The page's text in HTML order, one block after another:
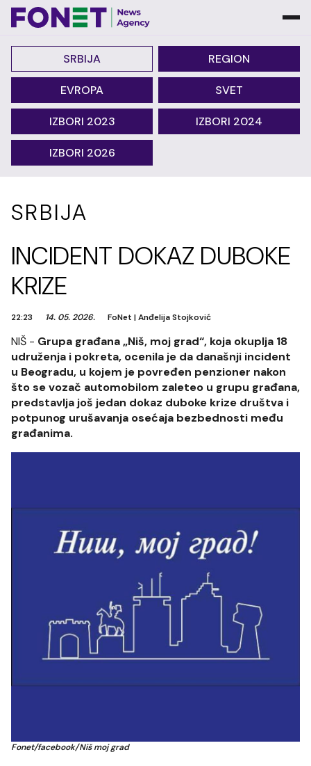
SRBIJA REGION
EVROPA SVET
IZBORI 2023 IZBORI 2024
IZBORI 2026
SRBIJA
INCIDENT DOKAZ DUBOKE
KRIZE
22:23 14. 05. 2026. FoNet |Anđelija Stojković
NIŠ - Grupa građana „Niš, moj grad“, koja okuplja 18
udruženja i pokreta, ocenila je da današnji incident
u Beogradu, u kojem je povređen penzioner nakon
što se vozač automobilom zaleteo u grupu građana,
predstavlja još jedan dokaz duboke krize društva i
potpunog urušavanja osećaja bezbednosti među
građanima.
Fonet/facebook/Niš moj grad